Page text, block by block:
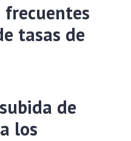
frecuentes
tasas de
de
los